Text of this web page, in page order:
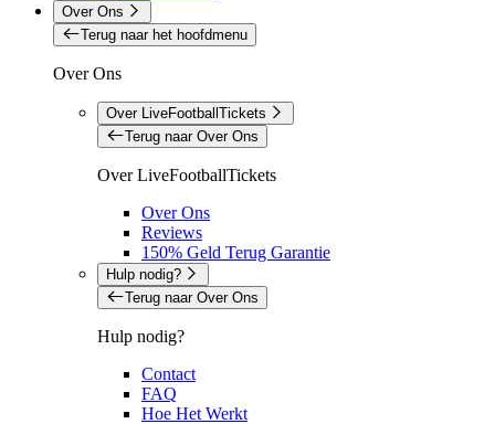
Over Ons
Terug naar het hoofdmenu
Over Ons
Over LiveFootballTickets
Terug naar Over Ons
Over LiveFootballTickets
Over Ons
Reviews
150% Geld Terug Garantie
Hulp nodig?
Terug naar Over Ons
Hulp nodig?
Contact
FAQ
Hoe Het Werkt